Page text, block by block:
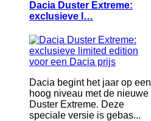
Dacia Duster Extreme:
exclusieve l…
Dacia begint het jaar op een
hoog niveau met de nieuwe
Duster Extreme. Deze
speciale versie is gebas...